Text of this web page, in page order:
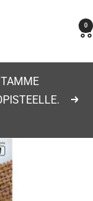
0